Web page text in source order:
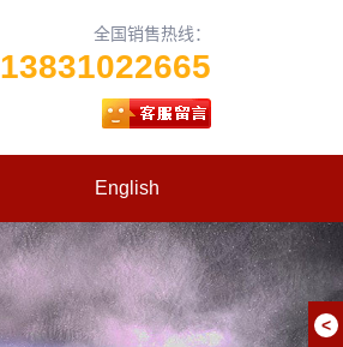
全国销售热线：
13831022665
English
<